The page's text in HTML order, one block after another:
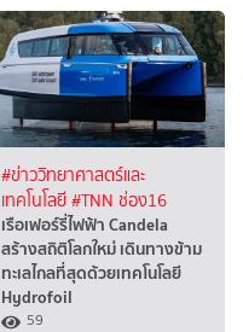
#ข่าววิทยาศาสตร์และ
เทคโนโลยี#TNN ช่อง16
เรือเฟอร์รี่ไฟฟ้า Candela
สร้างสถิติโลกใหม่ เดินทางข้าม
ทะเลไกลที่สุดด้วยเทคโนโลยี
Hydrofoil
59